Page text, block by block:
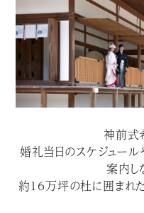
神前式
婚礼当日のスケジュー
案内し
約１６万坪の杜に囲まれ